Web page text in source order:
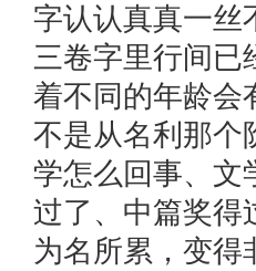
字认认真真一丝
三卷字里行间
着不同的年龄会
不是从名利那个
学怎么回事、文
过了、中篇奖得
为名所累，变得